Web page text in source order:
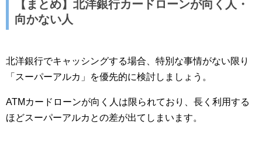
【まとめ】北洋銀行カードローンが向く人・
向かない人
北洋銀行でキャッシングする場合、特別な事情がない限り
「スーパーアルカ」を優先的に検討しましょう。
ATMカードローンが向く人は限られており、長く利用する
ほどスーパーアルカとの差が出てしまいます。